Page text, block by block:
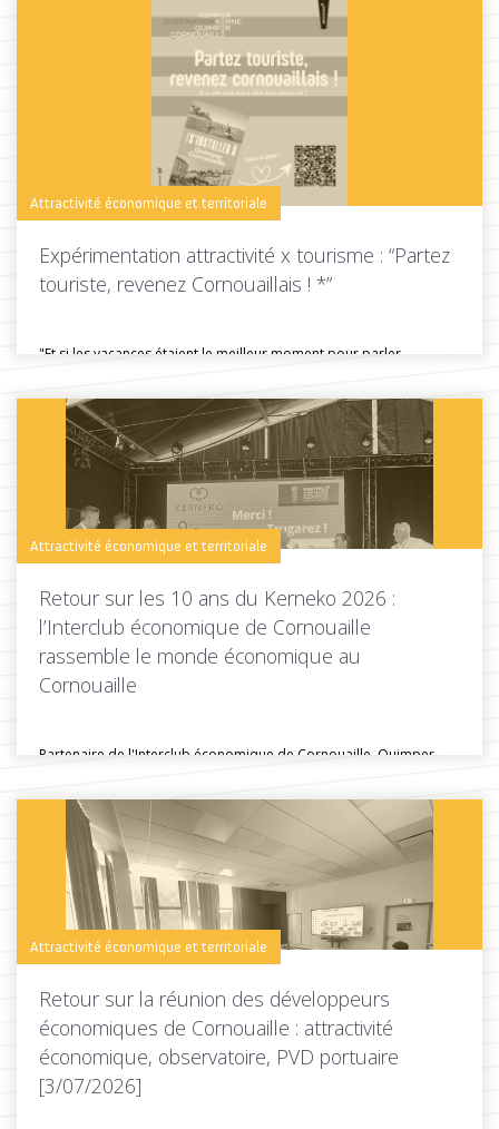
Attractivité économique et territoriale
Expérimentation attractivité x tourisme : “Partez
touriste, revenez Cornouaillais ! *”
"Et si les vacances étaient le meilleur moment pour parler
Toutes les actus de cette rubrique LIRE LA SUITE
Attractivité économique et territoriale
Retour sur les 10 ans du Kerneko 2026 :
l’Interclub économique de Cornouaille
rassemble le monde économique au
Cornouaille
Partenaire de l'Interclub économique de Cornouaille, Quimper
Toutes les actus de cette rubrique LIRE LA SUITE
Attractivité économique et territoriale
Retour sur la réunion des développeurs
économiques de Cornouaille : attractivité
économique, observatoire, PVD portuaire
[3/07/2026]